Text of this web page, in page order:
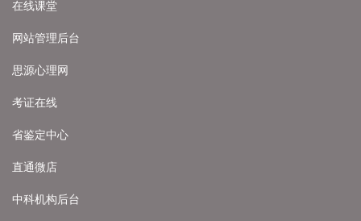
在线课堂
网站管理后台
思源心理网
考证在线
省鉴定中心
直通微店
中科机构后台